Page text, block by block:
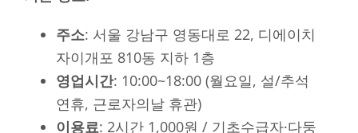
주소: 서울 강남구 영동대로 22, 디에이치
자이개포 810동 지하 1층
영업시간: 10:00~18:00 (월요일, 설/추석
연휴, 근로자의날 휴관)
이용료: 2시간 1,000원 / 기초수급자·다둥